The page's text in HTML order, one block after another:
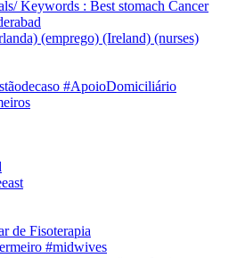
Keywords : Best stomach Cancer
(emprego) (Ireland) (nurses)
#ApoioDomiciliário
de Fisoterapia
#midwives